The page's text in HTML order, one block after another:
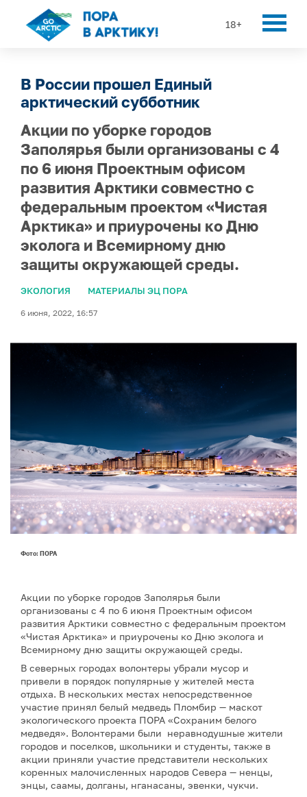
18+
В России прошел Единый
арктический субботник
Акции по уборке городов
Заполярья были организованы с 4
по 6 июня Проектным офисом
развития Арктики совместно с
федеральным проектом «Чистая
Арктика» и приурочены ко Дню
эколога и Всемирному дню
защиты окружающей среды.
ЭКОЛОГИЯ МАТЕРИАЛЫ ЭЦ ПОРА
6 июня, 2022, 16:57
Фото: ПОРА
Акции по уборке городов Заполярья были
организованы с 4 по 6 июня Проектным офисом
развития Арктики совместно с федеральным проектом
«Чистая Арктика» и приурочены ко Дню эколога и
Всемирному дню защиты окружающей среды.
В северных городах волонтеры убрали мусор и
привели в порядок популярные у жителей места
отдыха. В нескольких местах непосредственное
участие принял белый медведь Пломбир — маскот
экологического проекта ПОРА «Сохраним белого
медведя». Волонтерами были неравнодушные жители
городов и поселков, школьники и студенты, также в
акции приняли участие представители нескольких
коренных малочисленных народов Севера — ненцы,
энцы, саамы, долганы, нганасаны, эвенки, чукчи.